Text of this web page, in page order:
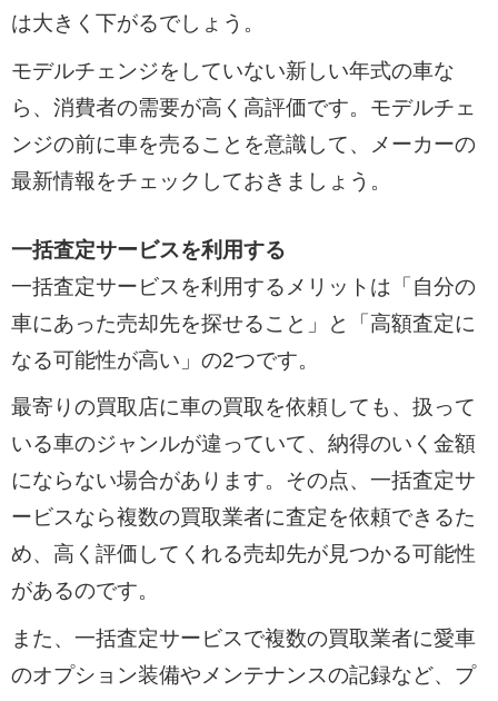
は大きく下がるでしょう。
モデルチェンジをしていない新しい年式の車な
ら、消費者の需要が高く高評価です。モデルチェ
ンジの前に車を売ることを意識して、メーカーの
最新情報をチェックしておきましょう。
一括査定サービスを利用する
一括査定サービスを利用するメリットは「自分の
車にあった売却先を探せること」と「高額査定に
なる可能性が高い」の2つです。
最寄りの買取店に車の買取を依頼しても、扱って
いる車のジャンルが違っていて、納得のいく金額
にならない場合があります。その点、一括査定サ
ービスなら複数の買取業者に査定を依頼できるた
め、高く評価してくれる売却先が見つかる可能性
があるのです。
また、一括査定サービスで複数の買取業者に愛車
のオプション装備やメンテナンスの記録など、プ